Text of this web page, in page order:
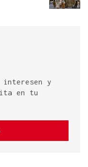
interesen y
en tu